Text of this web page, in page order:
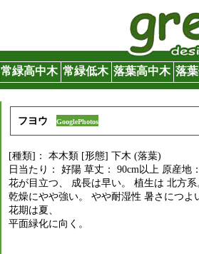
常緑高中木 常緑低木 落葉高中木 落
フヨウ GooglePhotos
[種類]： 本木類 [形態] 下木 (落葉)
日当たり： 好陽 草丈： 90cm以上 原産地
花が目立つ、 成長は早い。 植生は 北方系
乾燥にやや強い。 やや耐湿性 暑さにつよ
花期は夏、
平面緑化に向く。